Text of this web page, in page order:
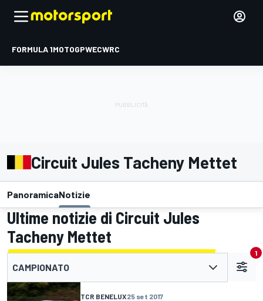
FORMULA 1MOTOGPWECWRC
Circuit Jules Tacheny Mettet
PanoramicaNotizie
Ultime notizie di Circuit Jules
Tacheny Mettet
CAMPIONATO
1
TCR BENELUX25 set 2017